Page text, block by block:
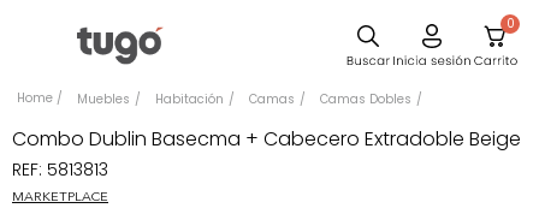
0
Muebles Habitación Camas Camas Dobles
Combo Dublin Basecma + Cabecero Extradoble Beige
REF: 5813813
MARKETPLACE
Comedor
Escritorio
Sillas